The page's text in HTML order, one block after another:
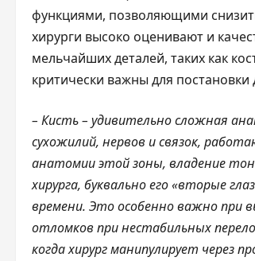
функциями, позволяющими
хирурги высоко оценивают и
мельчайших деталей, таких как
критически важны для постановки
– Кисть – удивительно сложная
сухожилий, нервов и связок,
анатомии этой зоны, владение
хирурга, буквально его «вторые
времени. Это особенно важно при
отломков при нестабильных
когда хирург манипулирует через